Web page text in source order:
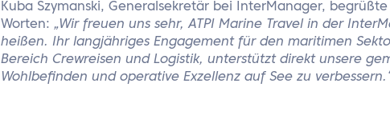
Kuba Szymanski, Generalsekretär bei InterManager,
Worten: „Wir freuen uns sehr, ATPI Marine Travel in der
heißen. Ihr langjähriges Engagement für den maritimen
Bereich Crewreisen und Logistik, unterstützt direkt unsere
Wohlbefinden und operative Exzellenz auf See zu